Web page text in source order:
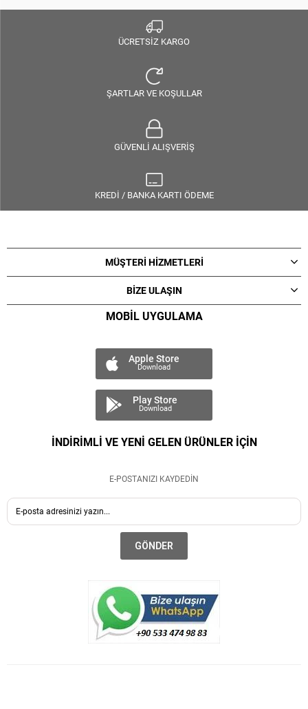
ÜCRETSİZ KARGO
ŞARTLAR VE KOŞULLAR
GÜVENLİ ALIŞVERİŞ
KREDİ / BANKA KARTI ÖDEME
MÜŞTERİ HİZMETLERİ
BİZE ULAŞIN
MOBİL UYGULAMA
Apple Store
Download
Play Store
Download
İNDİRİMLİ VE YENİ GELEN ÜRÜNLER İÇİN
E-POSTANIZI KAYDEDİN
GÖNDER